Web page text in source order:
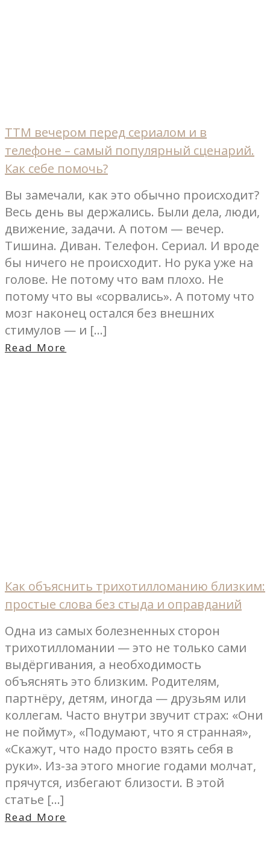
ТТМ вечером перед сериалом и в
телефоне – самый популярный сценарий.
Как себе помочь?
Вы замечали, как это обычно происходит?
Весь день вы держались. Были дела, люди,
движение, задачи. А потом — вечер.
Тишина. Диван. Телефон. Сериал. И вроде
бы ничего не происходит. Но рука уже на
голове. Не потому что вам плохо. Не
потому что вы «сорвались». А потому что
мозг наконец остался без внешних
стимулов — и […]
Read More
Как объяснить трихотилломанию близким:
простые слова без стыда и оправданий
Одна из самых болезненных сторон
трихотилломании — это не только сами
выдёргивания, а необходимость
объяснять это близким. Родителям,
партнёру, детям, иногда — друзьям или
коллегам. Часто внутри звучит страх: «Они
не поймут», «Подумают, что я странная»,
«Скажут, что надо просто взять себя в
руки». Из-за этого многие годами молчат,
прячутся, избегают близости. В этой
статье […]
Read More